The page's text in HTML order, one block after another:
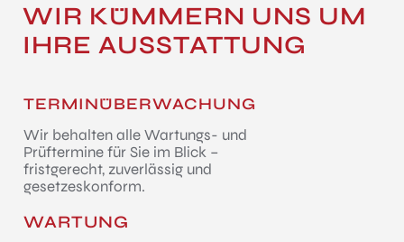
WIR KÜMMERN UNS UM
IHRE AUSSTATTUNG
TERMINÜBERWACHUNG
Wir behalten alle Wartungs- und
Prüftermine für Sie im Blick –
fristgerecht, zuverlässig und
gesetzeskonform.
WARTUNG